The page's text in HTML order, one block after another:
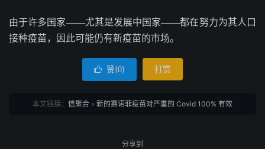
由于许多国家——尤其是发展中国家——都在努力为其人口
接种疫苗，因此可能仍有新疫苗的市场。
 赞(0) 打赏
本文链接： 信聚合 » 新的赛诺菲疫苗对严重的 Covid 100% 有效
分享到